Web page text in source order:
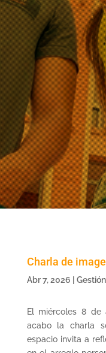
Charla de
Abr 7, 2026
El miércoles 8
acabo la charla
espacio invita a